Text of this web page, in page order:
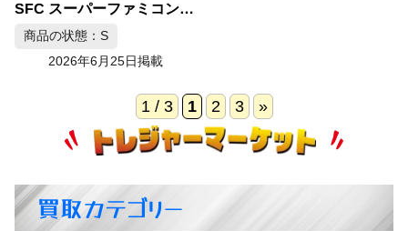
SFC スーパーファミコン ドラゴンボールZ 超サイヤ伝説
商品の状態：S
2026年6月25日掲載
1 / 3 1 2 3 »
買取カテゴリー